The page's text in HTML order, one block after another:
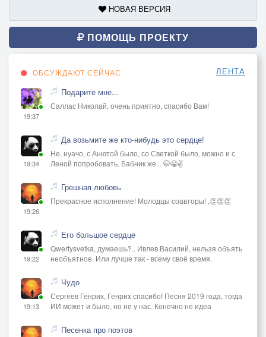
НОВАЯ ВЕРСИЯ
ПОМОЩЬ ПРОЕКТУ
ОБСУЖДАЮТ СЕЙЧАС ЛЕНТА
19:37
Подарите мне...
Саллас Николай, очень приятно, спасибо Вам!
19:34
Да возьмите же кто-нибудь это сердце!
Не, нуачо, с Анютой было, со Светкой было, можно и с
Леной попробовать. Бабник же... 🤭😁✌️
19:26
Грешная любовь
Прекрасное исполнение! Молодцы соавторы! ,👏👏👏
19:22
Его большое сердце
Qwertysvetka, думаешь?.. Ивлев Василий, нельзя объять
необъятное. Или лучше так - всему своё время.
19:13
Чудо
Сергеев Генрих, Генрих спасибо! Песня 2019 года, тогда
ИИ может и было, но не у нас. Конечно не идеа
Песенка про поэтов